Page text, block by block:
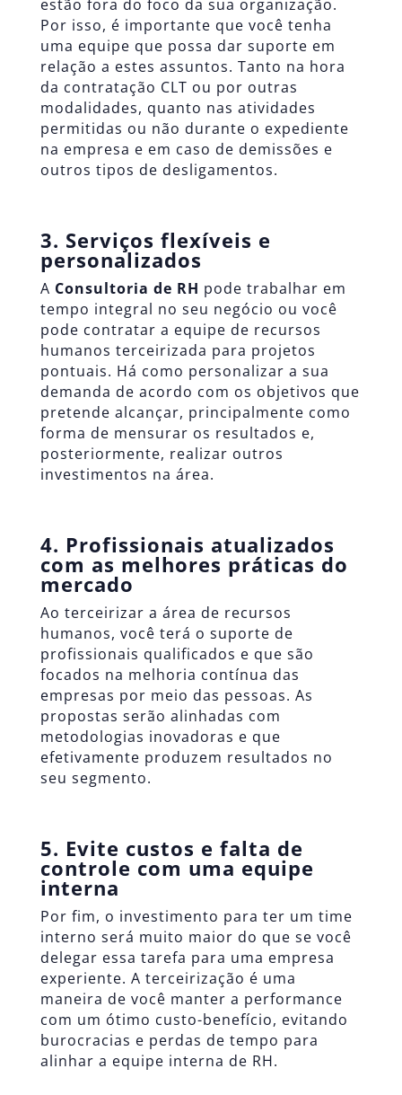
estão fora do foco da sua organização.
Por isso, é importante que você tenha
uma equipe que possa dar suporte em
relação a estes assuntos. Tanto na hora
da contratação CLT ou por outras
modalidades, quanto nas atividades
permitidas ou não durante o expediente
na empresa e em caso de demissões e
outros tipos de desligamentos.
3. Serviços flexíveis e
personalizados
A Consultoria de RH pode trabalhar em
tempo integral no seu negócio ou você
pode contratar a equipe de recursos
humanos terceirizada para projetos
pontuais. Há como personalizar a sua
demanda de acordo com os objetivos que
pretende alcançar, principalmente como
forma de mensurar os resultados e,
posteriormente, realizar outros
investimentos na área.
4. Profissionais atualizados
com as melhores práticas do
mercado
Ao terceirizar a área de recursos
humanos, você terá o suporte de
profissionais qualificados e que são
focados na melhoria contínua das
empresas por meio das pessoas. As
propostas serão alinhadas com
metodologias inovadoras e que
efetivamente produzem resultados no
seu segmento.
5. Evite custos e falta de
controle com uma equipe
interna
Por fim, o investimento para ter um time
interno será muito maior do que se você
delegar essa tarefa para uma empresa
experiente. A terceirização é uma
maneira de você manter a performance
com um ótimo custo-benefício, evitando
burocracias e perdas de tempo para
alinhar a equipe interna de RH.